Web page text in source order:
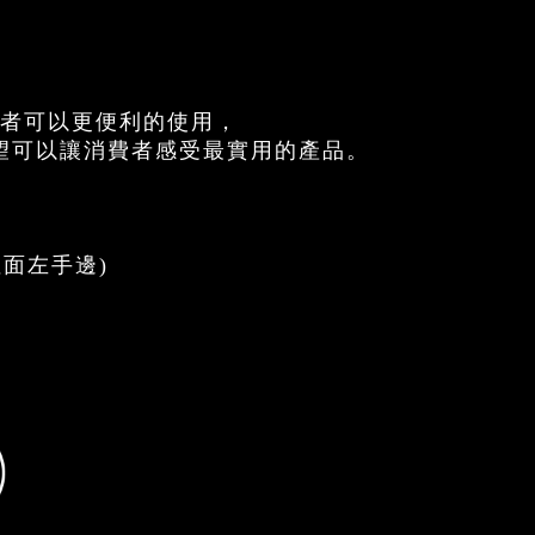
可以更便利的使用，
以讓消費者感受最實用的產品。
左手邊)